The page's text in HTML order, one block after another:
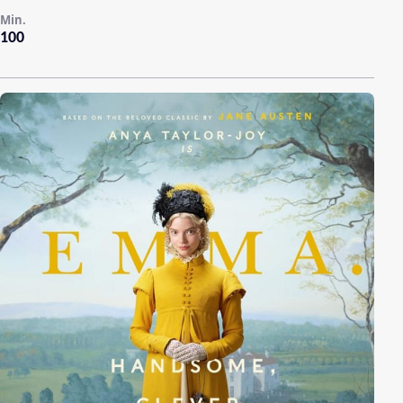
100
Min.